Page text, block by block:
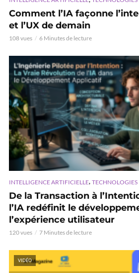
Comment l’IA façonne
et l’UX de demain
108 vues 6 Minutes de lecture
INTELLIGENCE ARTIFICIELLE, TECHNOLOGIES
De la Transaction à
l’IA redéfinit le
l’expérience utilisateur
120 vues 7 Minutes de lecture
VIDÉO